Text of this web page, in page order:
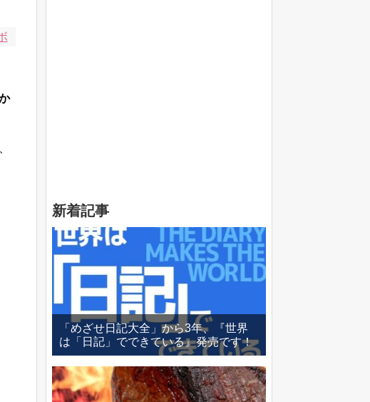
新着記事
「めざせ日記大全」から3年、『世界
は「日記」でできている』発売です！